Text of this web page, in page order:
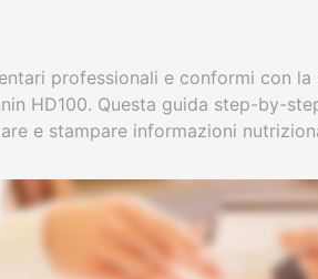
professionali e conformi con
HD100. Questa guida step-by-
e stampare informazioni